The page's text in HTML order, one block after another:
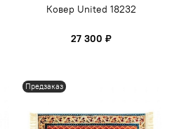
Ковер United 18232
27 300 ₽
Предзаказ